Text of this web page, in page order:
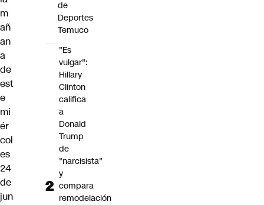
m
añ
an
a
de
est
e
mi
ér
col
es
24
de
jun
de
Deportes
Temuco
"Es
vulgar":
Hillary
Clinton
califica
a
Donald
Trump
de
"narcisista"
y
compara
remodelación